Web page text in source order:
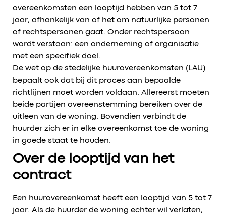
overeenkomsten een looptijd hebben van 5 tot 7
jaar, afhankelijk van of het om natuurlijke personen
of rechtspersonen gaat. Onder rechtspersoon
wordt verstaan: een onderneming of organisatie
met een specifiek doel.
De wet op de stedelijke huurovereenkomsten (LAU)
bepaalt ook dat bij dit proces aan bepaalde
richtlijnen moet worden voldaan. Allereerst moeten
beide partijen overeenstemming bereiken over de
uitleen van de woning. Bovendien verbindt de
huurder zich er in elke overeenkomst toe de woning
in goede staat te houden.
Over de looptijd van het
contract
Een huurovereenkomst heeft een looptijd van 5 tot 7
jaar. Als de huurder de woning echter wil verlaten,